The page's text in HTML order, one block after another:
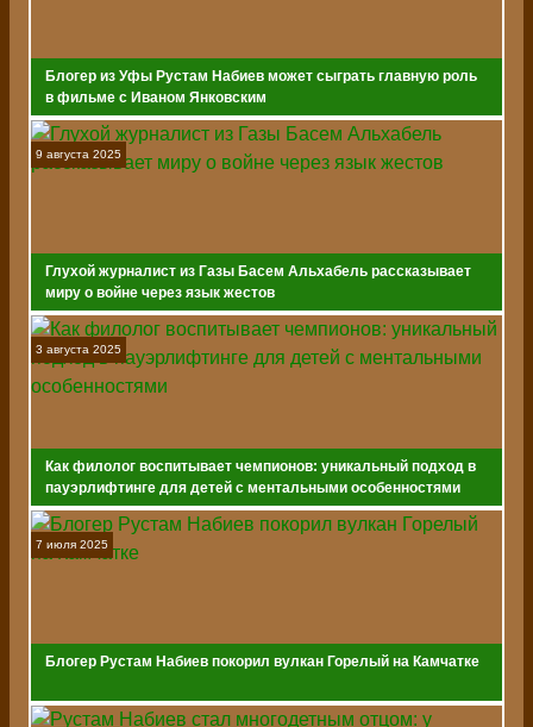
Блогер из Уфы Рустам Набиев может сыграть главную роль
в фильме с Иваном Янковским
9 августа 2025
Глухой журналист из Газы Басем Альхабель рассказывает
миру о войне через язык жестов
3 августа 2025
Как филолог воспитывает чемпионов: уникальный подход в
пауэрлифтинге для детей с ментальными особенностями
7 июля 2025
Блогер Рустам Набиев покорил вулкан Горелый на Камчатке